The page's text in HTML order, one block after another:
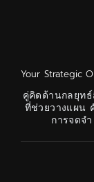
Your Strategic
คู่คิดด้านกลยุท
ที่ช่วยวางแผน
การจดจ